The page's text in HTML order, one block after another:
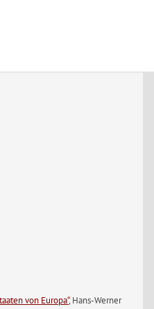
von Europa“, Hans-Werner